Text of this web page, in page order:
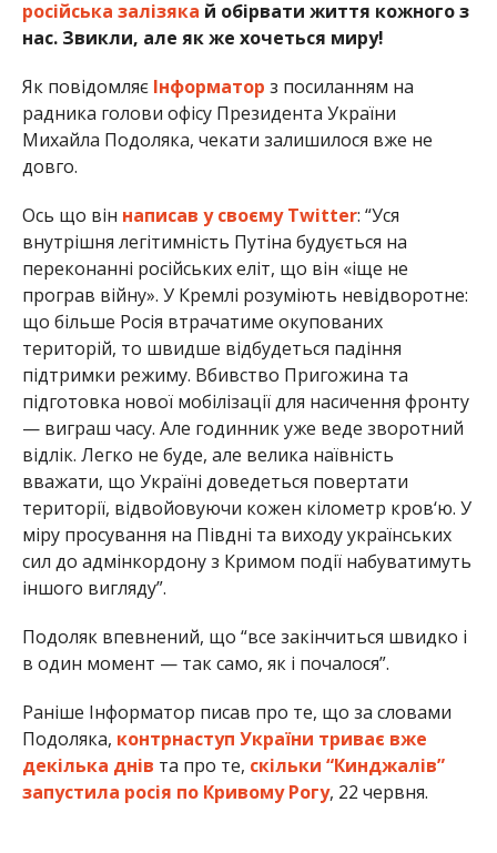
російська залізяка й обірвати життя кожного з
нас. Звикли, але як же хочеться миру!
Як повідомляє Інформатор з посиланням на
радника голови офісу Президента України
Михайла Подоляка, чекати залишилося вже не
довго.
Ось що він написав у своєму Twitter: “Уся
внутрішня легітимність Путіна будується на
переконанні російських еліт, що він «іще не
програв війну». У Кремлі розуміють невідворотне:
що більше Росія втрачатиме окупованих
територій, то швидше відбудеться падіння
підтримки режиму. Вбивство Пригожина та
підготовка нової мобілізації для насичення фронту
— виграш часу. Але годинник уже веде зворотний
відлік. Легко не буде, але велика наївність
вважати, що Україні доведеться повертати
території, відвойовуючи кожен кілометр кров‘ю. У
міру просування на Півдні та виходу українських
сил до адмінкордону з Кримом події набуватимуть
іншого вигляду”.
Подоляк впевнений, що “все закінчиться швидко і
в один момент — так само, як і почалося”.
Раніше Інформатор писав про те, що за словами
Подоляка, контрнаступ України триває вже
декілька днів та про те, скільки “Кинджалів”
запустила росія по Кривому Рогу, 22 червня.